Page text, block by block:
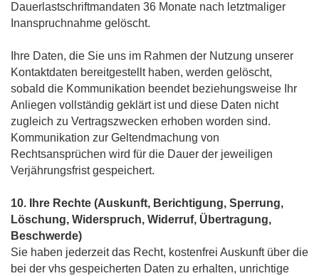
Dauerlastschriftmandaten 36 Monate nach letztmaliger
Inanspruchnahme gelöscht.
Ihre Daten, die Sie uns im Rahmen der Nutzung unserer
Kontaktdaten bereitgestellt haben, werden gelöscht,
sobald die Kommunikation beendet beziehungsweise Ihr
Anliegen vollständig geklärt ist und diese Daten nicht
zugleich zu Vertragszwecken erhoben worden sind.
Kommunikation zur Geltendmachung von
Rechtsansprüchen wird für die Dauer der jeweiligen
Verjährungsfrist gespeichert.
10. Ihre Rechte (Auskunft, Berichtigung, Sperrung,
Löschung, Widerspruch, Widerruf, Übertragung,
Beschwerde)
Sie haben jederzeit das Recht, kostenfrei Auskunft über die
bei der vhs gespeicherten Daten zu erhalten, unrichtige